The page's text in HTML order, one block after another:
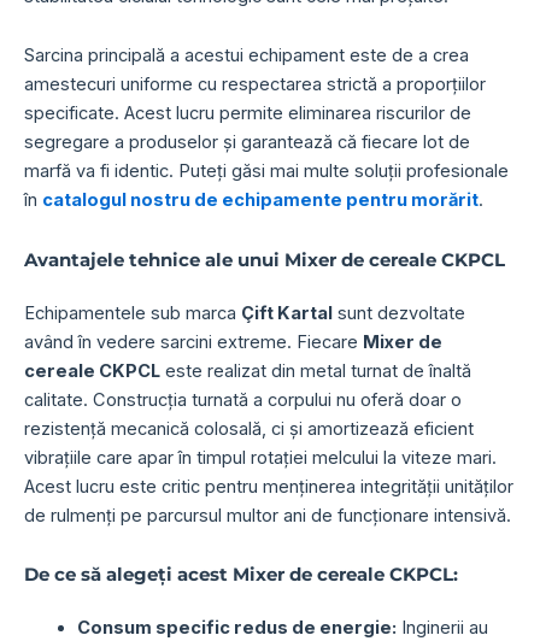
Sarcina principală a acestui echipament este de a crea
amestecuri uniforme cu respectarea strictă a proporțiilor
specificate. Acest lucru permite eliminarea riscurilor de
segregare a produselor și garantează că fiecare lot de
marfă va fi identic. Puteți găsi mai multe soluții profesionale
în catalogul nostru de echipamente pentru morărit.
Avantajele tehnice ale unui Mixer de cereale CKPCL
Echipamentele sub marca Çift Kartal sunt dezvoltate
având în vedere sarcini extreme. Fiecare Mixer de
cereale CKPCL este realizat din metal turnat de înaltă
calitate. Construcția turnată a corpului nu oferă doar o
rezistență mecanică colosală, ci și amortizează eficient
vibrațiile care apar în timpul rotației melcului la viteze mari.
Acest lucru este critic pentru menținerea integrității unităților
de rulmenți pe parcursul multor ani de funcționare intensivă.
De ce să alegeți acest Mixer de cereale CKPCL:
Consum specific redus de energie: Inginerii au